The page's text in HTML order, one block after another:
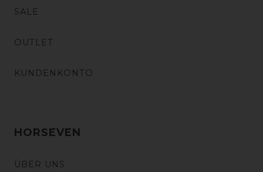
SALE
OUTLET
KUNDENKONTO
HORSEVEN
ÜBER UNS